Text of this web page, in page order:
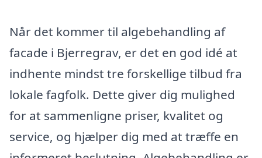
Når det kommer til algebehandling af
facade i Bjerregrav, er det en god idé at
indhente mindst tre forskellige tilbud fra
lokale fagfolk. Dette giver dig mulighed
for at sammenligne priser, kvalitet og
service, og hjælper dig med at træffe en